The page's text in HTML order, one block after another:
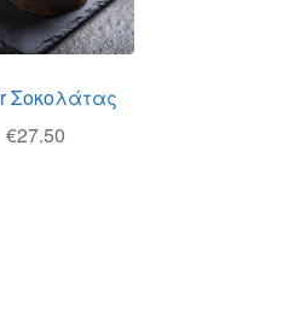
Σοκολάτας
€27.50